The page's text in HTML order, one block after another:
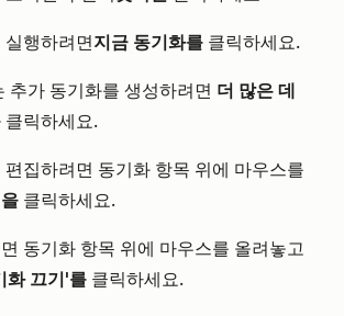
행하려면지금 동기화를 클릭하세요.
추가 동기화를 생성하려면 더 많은 데
클릭하세요.
편집하려면 동기화 항목 위에 마우스를
클릭하세요.
동기화 항목 위에 마우스를 올려놓고
화 끄기'를 클릭하세요.